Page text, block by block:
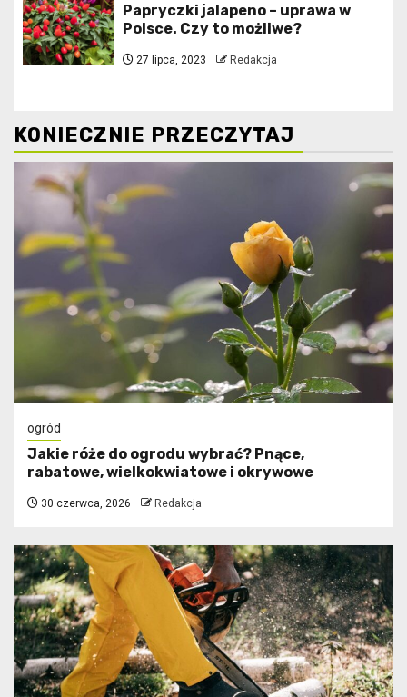
Papryczki jalapeno – uprawa w
Polsce. Czy to możliwe?
27 lipca, 2023 Redakcja
KONIECZNIE PRZECZYTAJ
ogród
Jakie róże do ogrodu wybrać? Pnące,
rabatowe, wielkokwiatowe i okrywowe
30 czerwca, 2026 Redakcja